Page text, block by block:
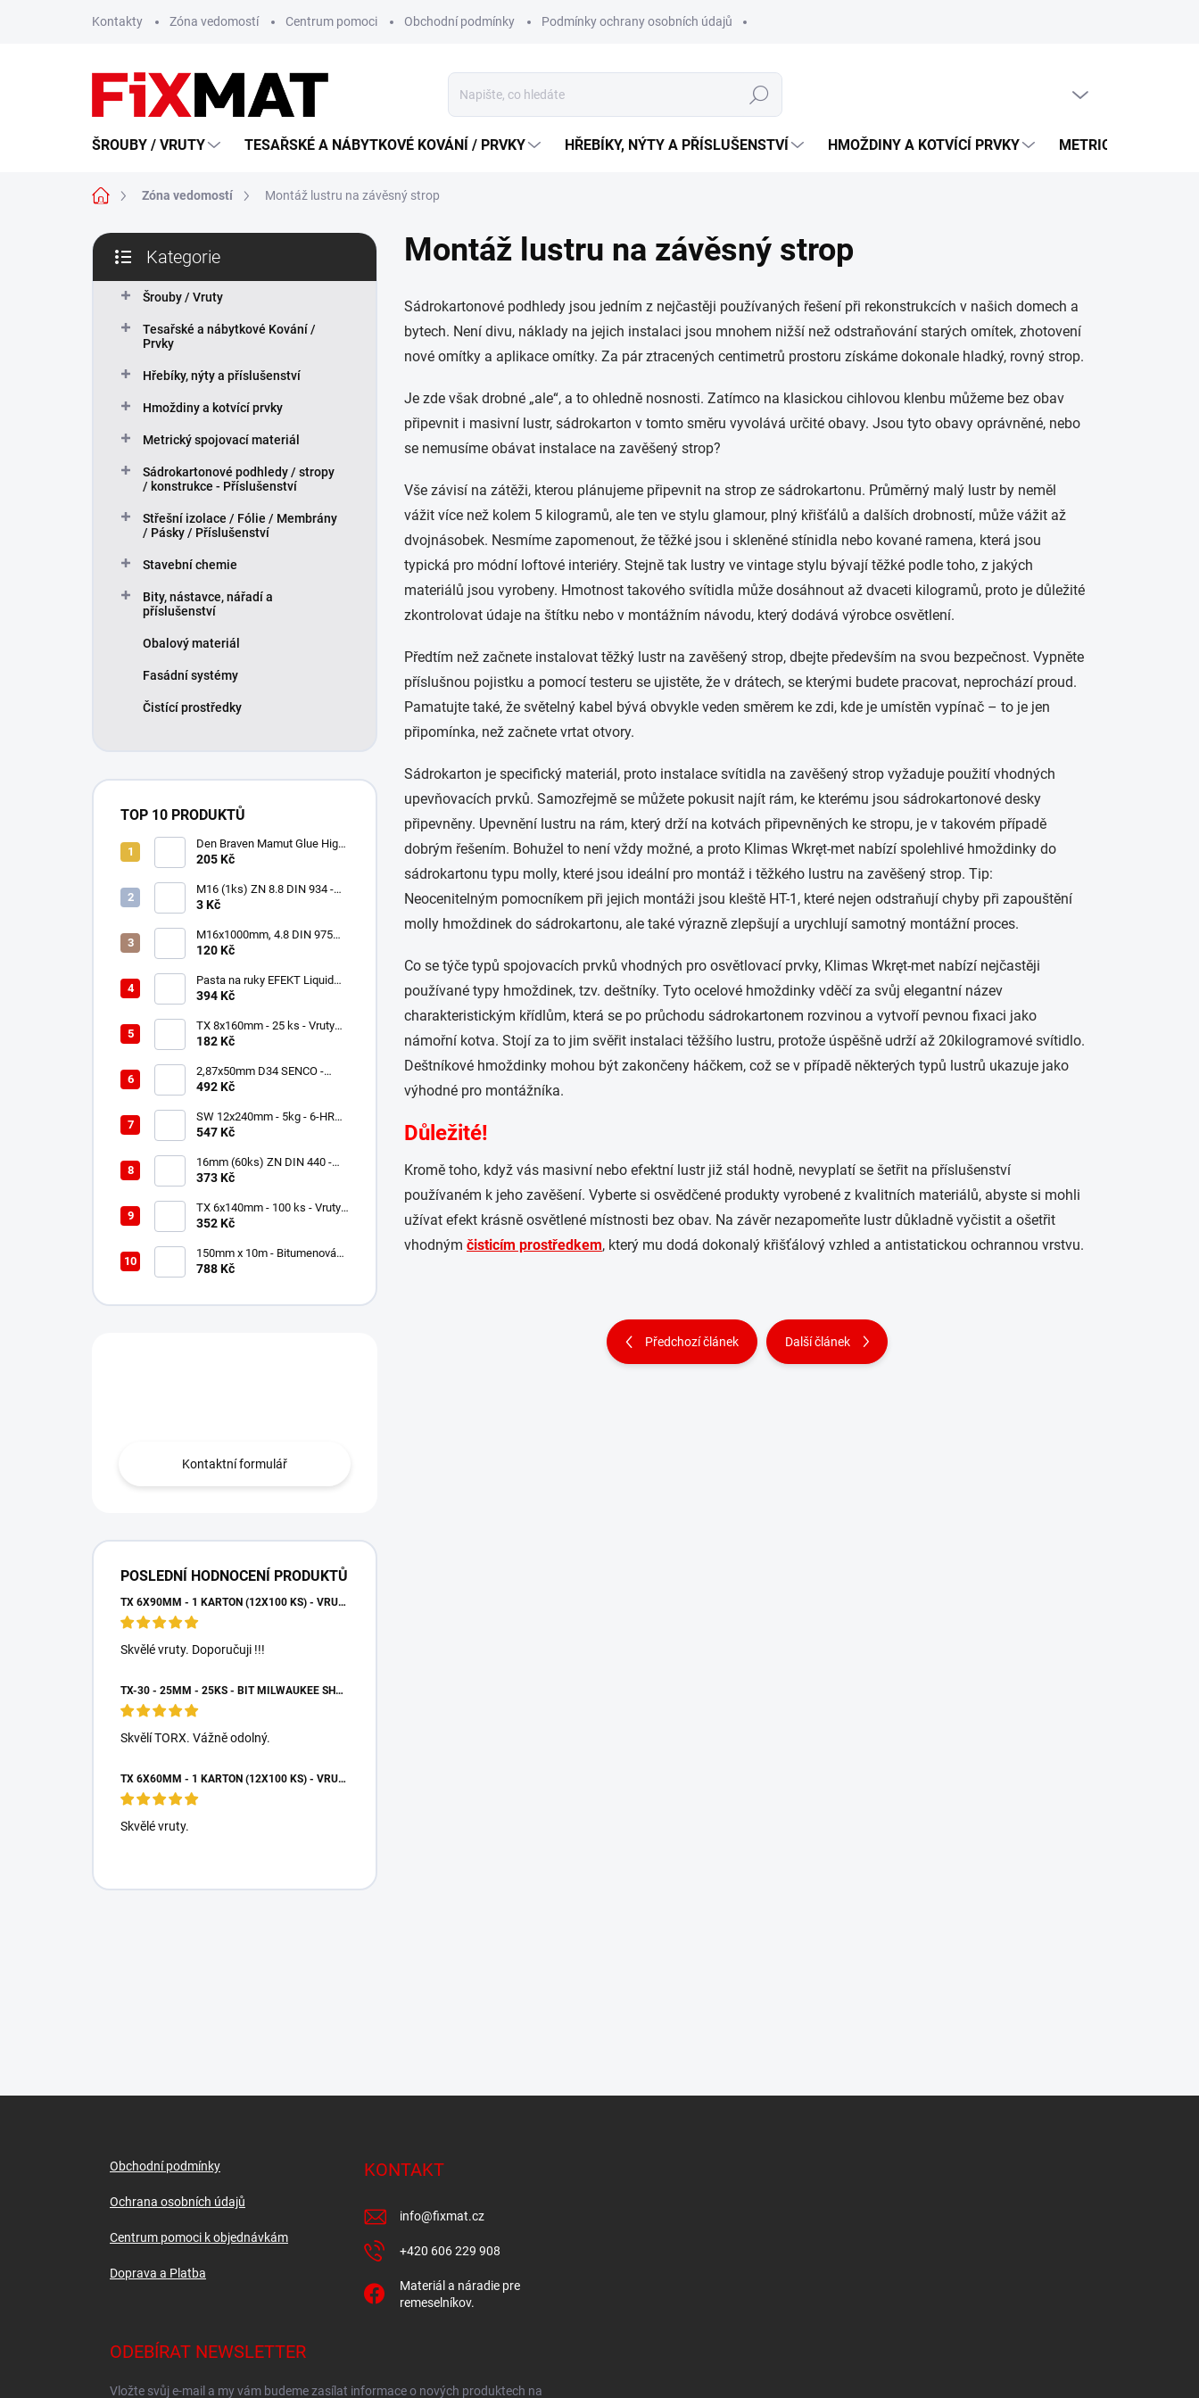
Kontakty Zóna vedomostí Centrum pomoci Obchodní podmínky Podmínky ochrany osobních údajů
Hledat
ŠROUBY / VRUTY TESAŘSKÉ A NÁBYTKOVÉ KOVÁNÍ / PRVKY HŘEBÍKY, NÝTY A PŘÍSLUŠENSTVÍ HMOŽDINY A KOTVÍCÍ PRVKY METRICKÝ
Domů Zóna vedomostí Montáž lustru na závěsný strop
P
s
kategorie
Kategorie
Šrouby / Vruty
Tesařské a nábytkové Kování /
Prvky
Hřebíky, nýty a příslušenství
Hmoždiny a kotvící prvky
Metrický spojovací materiál
Sádrokartonové podhledy / stropy
/ konstrukce - Příslušenství
Střešní izolace / Fólie / Membrány
/ Pásky / Příslušenství
Stavební chemie
Bity, nástavce, nářadí a
příslušenství
Obalový materiál
Fasádní systémy
Čistící prostředky
TOP 10 PRODUKTŮ
Den Braven Mamut Glue High
Tack 290 ml bílý
205 Kč
M16 (1ks) ZN 8.8 DIN 934 -
Matica 6HR
3 Kč
M16x1000mm, 4.8 DIN 975
ZN - 1ks - Závitová tyč
120 Kč
Pasta na ruky EFEKT Liquid
tekutá 5L
394 Kč
TX 8x160mm - 25 ks - Vruty
do dřeva s talířovou hlavou,
182 Kč
2,87x50mm D34 SENCO -
2000 ks - Hladké hřebíky do
492 Kč
SW 12x240mm - 5kg - 6-HR
Vruty do dřeva, DIN 571
547 Kč
16mm (60ks) ZN DIN 440 -
Podložky Veľkoplošné
373 Kč
TX 6x140mm - 100 ks - Vruty
do dřeva s talířovou hlavou,
352 Kč
150mm x 10m - Bitumenová
Střešní těsnící páska
788 Kč
Kontaktní formulář
POSLEDNÍ HODNOCENÍ PRODUKTŮ
TX 6X90MM - 1 KARTON (12X100 KS) - VRUTY DO DŘEVA S TALÍŘOVOU HLAVOU, WKCP
Skvělé vruty. Doporučuji !!!
TX-30 - 25MM - 25KS - BIT MILWAUKEE SHOCKWAVE TORX
Skvělí TORX. Vážně odolný.
TX 6X60MM - 1 KARTON (12X100 KS) - VRUTY DO DŘEVA S TALÍŘOVOU HLAVOU, WKCP
Skvělé vruty.
Montáž lustru na závěsný strop
Sádrokartonové podhledy jsou jedním z nejčastěji používaných řešení při rekonstrukcích v našich domech a
bytech. Není divu, náklady na jejich instalaci jsou mnohem nižší než odstraňování starých omítek, zhotovení
nové omítky a aplikace omítky. Za pár ztracených centimetrů prostoru získáme dokonale hladký, rovný strop.
Je zde však drobné „ale“, a to ohledně nosnosti. Zatímco na klasickou cihlovou klenbu můžeme bez obav
připevnit i masivní lustr, sádrokarton v tomto směru vyvolává určité obavy. Jsou tyto obavy oprávněné, nebo
se nemusíme obávat instalace na zavěšený strop?
Vše závisí na zátěži, kterou plánujeme připevnit na strop ze sádrokartonu. Průměrný malý lustr by neměl
vážit více než kolem 5 kilogramů, ale ten ve stylu glamour, plný křišťálů a dalších drobností, může vážit až
dvojnásobek. Nesmíme zapomenout, že těžké jsou i skleněné stínidla nebo kované ramena, která jsou
typická pro módní loftové interiéry. Stejně tak lustry ve vintage stylu bývají těžké podle toho, z jakých
materiálů jsou vyrobeny. Hmotnost takového svítidla může dosáhnout až dvaceti kilogramů, proto je důležité
zkontrolovat údaje na štítku nebo v montážním návodu, který dodává výrobce osvětlení.
Předtím než začnete instalovat těžký lustr na zavěšený strop, dbejte především na svou bezpečnost. Vypněte
příslušnou pojistku a pomocí testeru se ujistěte, že v drátech, se kterými budete pracovat, neprochází proud.
Pamatujte také, že světelný kabel bývá obvykle veden směrem ke zdi, kde je umístěn vypínač – to je jen
připomínka, než začnete vrtat otvory.
Sádrokarton je specifický materiál, proto instalace svítidla na zavěšený strop vyžaduje použití vhodných
upevňovacích prvků. Samozřejmě se můžete pokusit najít rám, ke kterému jsou sádrokartonové desky
připevněny. Upevnění lustru na rám, který drží na kotvách připevněných ke stropu, je v takovém případě
dobrým řešením. Bohužel to není vždy možné, a proto Klimas Wkręt-met nabízí spolehlivé hmoždinky do
sádrokartonu typu molly, které jsou ideální pro montáž i těžkého lustru na zavěšený strop. Tip:
Neocenitelným pomocníkem při jejich montáži jsou kleště HT-1, které nejen odstraňují chyby při zapouštění
molly hmoždinek do sádrokartonu, ale také výrazně zlepšují a urychlují samotný montážní proces.
Co se týče typů spojovacích prvků vhodných pro osvětlovací prvky, Klimas Wkręt-met nabízí nejčastěji
používané typy hmoždinek, tzv. deštníky. Tyto ocelové hmoždinky vděčí za svůj elegantní název
charakteristickým křídlům, která se po průchodu sádrokartonem rozvinou a vytvoří pevnou fixaci jako
námořní kotva. Stojí za to jim svěřit instalaci těžšího lustru, protože úspěšně udrží až 20kilogramové svítidlo.
Deštníkové hmoždinky mohou být zakončeny háčkem, což se v případě některých typů lustrů ukazuje jako
výhodné pro montážníka.
Důležité!
Kromě toho, když vás masivní nebo efektní lustr již stál hodně, nevyplatí se šetřit na příslušenství
používaném k jeho zavěšení. Vyberte si osvědčené produkty vyrobené z kvalitních materiálů, abyste si mohli
užívat efekt krásně osvětlené místnosti bez obav. Na závěr nezapomeňte lustr důkladně vyčistit a ošetřit
vhodným čisticím prostředkem, který mu dodá dokonalý křišťálový vzhled a antistatickou ochrannou vrstvu.
Předchozí článek Další článek
Obchodní podmínky
Ochrana osobních údajů
Centrum pomoci k objednávkám
Doprava a Platba
KONTAKT
info@fixmat.cz
+420 606 229 908
Materiál a náradie pre
remeselníkov.
ODEBÍRAT NEWSLETTER
Vložte svůj e-mail a my vám budeme zasílat informace o nových produktech na